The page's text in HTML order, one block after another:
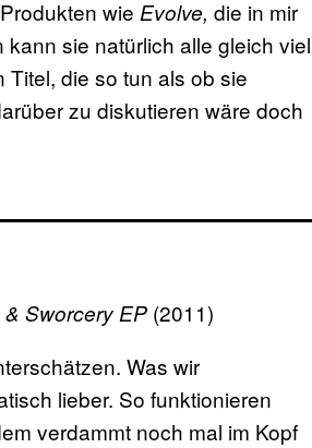
wie Evolve, die in mir
sie natürlich alle gleich viel
die so tun als ob sie
zu diskutieren wäre doch
Sworcery EP (2011)
Was wir
lieber. So funktionieren
verdammt noch mal im Kopf